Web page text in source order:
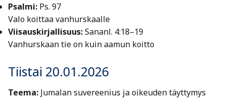
Psalmi: Ps. 97
Valo koittaa vanhurskaalle
Viisauskirjallisuus:Sananl. 4:18–19
Vanhurskaan tie on kuin aamun koitto
Tiistai 20.01.2026
Teema: Jumalan suvereenius ja oikeuden täyttymys